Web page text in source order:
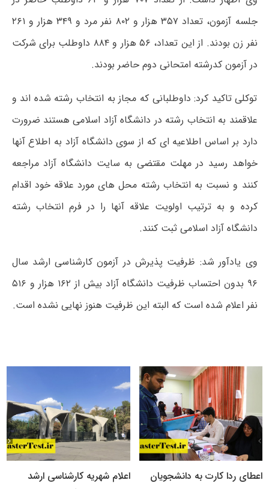
جلسه آزمون، تعداد ۳۵۷ هزار و ۸۰۲ نفر مرد و ۳۴۹ هزار و ۲۶۱
نفر زن بودند. از این تعداد، ۵۶ هزار و ۸۸۴ داوطلب برای شرکت
در آزمون کدرشته امتحانی دوم حاضر بودند.
توکلی تاکید کرد: داوطلبانی که مجاز به انتخاب رشته شده اند و
علاقمند به انتخاب رشته در دانشگاه آزاد اسلامی هستند ضرورت
دارد بر اساس اطلاعیه ای که از سوی دانشگاه آزاد به اطلاع آنها
خواهد رسید در مهلت مقتضی به سایت دانشگاه آزاد مراجعه
کنند و نسبت به انتخاب رشته محل های مورد علاقه خود اقدام
کرده و به ترتیب اولویت علاقه آنها را در فرم انتخاب رشته
دانشگاه آزاد اسلامی ثبت کنند.
وی یادآور شد: ظرفیت پذیرش در آزمون کارشناسی ارشد سال
۹۶ بدون احتساب ظرفیت دانشگاه آزاد بیش از ۱۶۲ هزار و ۵۱۶
نفر اعلام شده است که البته این ظرفیت هنوز نهایی نشده است.
اعطای ردا کارت به دانشجویان
اعلام شهریه کارشناسی ارشد